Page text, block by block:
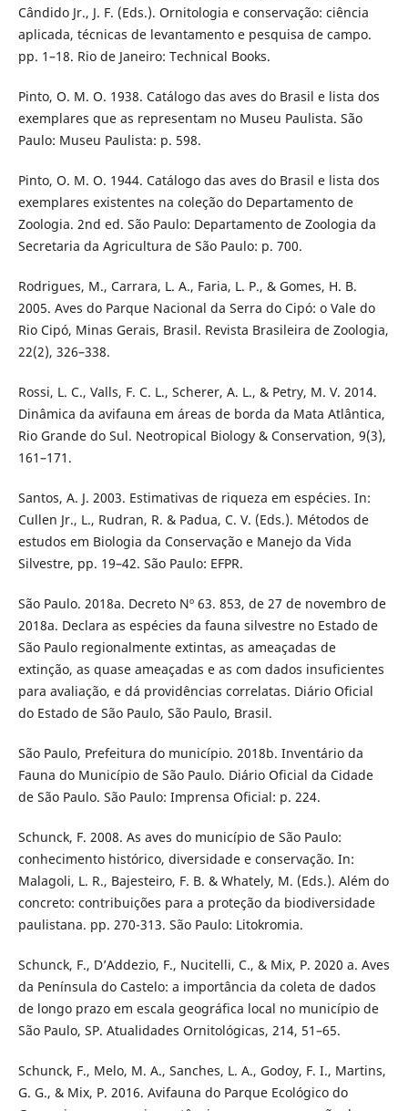
Cândido Jr., J. F. (Eds.). Ornitologia e conservação: ciência
aplicada, técnicas de levantamento e pesquisa de campo.
pp. 1–18. Rio de Janeiro: Technical Books.
Pinto, O. M. O. 1938. Catálogo das aves do Brasil e lista dos
exemplares que as representam no Museu Paulista. São
Paulo: Museu Paulista: p. 598.
Pinto, O. M. O. 1944. Catálogo das aves do Brasil e lista dos
exemplares existentes na coleção do Departamento de
Zoologia. 2nd ed. São Paulo: Departamento de Zoologia da
Secretaria da Agricultura de São Paulo: p. 700.
Rodrigues, M., Carrara, L. A., Faria, L. P., & Gomes, H. B.
2005. Aves do Parque Nacional da Serra do Cipó: o Vale do
Rio Cipó, Minas Gerais, Brasil. Revista Brasileira de Zoologia,
22(2), 326–338.
Rossi, L. C., Valls, F. C. L., Scherer, A. L., & Petry, M. V. 2014.
Dinâmica da avifauna em áreas de borda da Mata Atlântica,
Rio Grande do Sul. Neotropical Biology & Conservation, 9(3),
161–171.
Santos, A. J. 2003. Estimativas de riqueza em espécies. In:
Cullen Jr., L., Rudran, R. & Padua, C. V. (Eds.). Métodos de
estudos em Biologia da Conservação e Manejo da Vida
Silvestre, pp. 19–42. São Paulo: EFPR.
São Paulo. 2018a. Decreto Nº 63. 853, de 27 de novembro de
2018a. Declara as espécies da fauna silvestre no Estado de
São Paulo regionalmente extintas, as ameaçadas de
extinção, as quase ameaçadas e as com dados insuficientes
para avaliação, e dá providências correlatas. Diário Oficial
do Estado de São Paulo, São Paulo, Brasil.
São Paulo, Prefeitura do município. 2018b. Inventário da
Fauna do Município de São Paulo. Diário Oficial da Cidade
de São Paulo. São Paulo: Imprensa Oficial: p. 224.
Schunck, F. 2008. As aves do município de São Paulo:
conhecimento histórico, diversidade e conservação. In:
Malagoli, L. R., Bajesteiro, F. B. & Whately, M. (Eds.). Além do
concreto: contribuições para a proteção da biodiversidade
paulistana. pp. 270-313. São Paulo: Litokromia.
Schunck, F., D’Addezio, F., Nucitelli, C., & Mix, P. 2020 a. Aves
da Península do Castelo: a importância da coleta de dados
de longo prazo em escala geográfica local no município de
São Paulo, SP. Atualidades Ornitológicas, 214, 51–65.
Schunck, F., Melo, M. A., Sanches, L. A., Godoy, F. I., Martins,
G. G., & Mix, P. 2016. Avifauna do Parque Ecológico do